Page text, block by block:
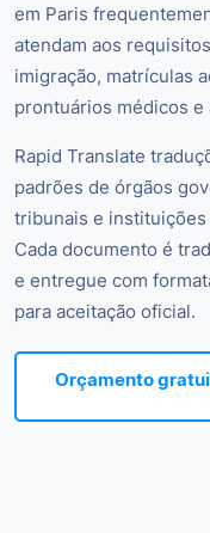
em Paris
atendam aos
imigração, matrículas
prontuários médicos
Rapid Translate
padrões de órgãos
tribunais e instituições
Cada documento é
e entregue com
para aceitação oficial.
Orçamento